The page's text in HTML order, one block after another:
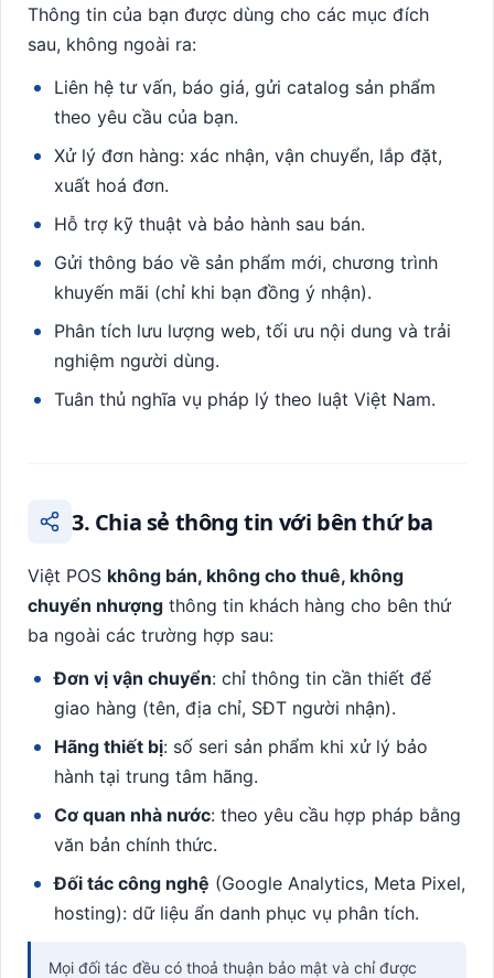
Thông tin của bạn được dùng cho các mục đích
sau, không ngoài ra:
Liên hệ tư vấn, báo giá, gửi catalog sản phẩm
theo yêu cầu của bạn.
Xử lý đơn hàng: xác nhận, vận chuyển, lắp đặt,
xuất hoá đơn.
Hỗ trợ kỹ thuật và bảo hành sau bán.
Gửi thông báo về sản phẩm mới, chương trình
khuyến mãi (chỉ khi bạn đồng ý nhận).
Phân tích lưu lượng web, tối ưu nội dung và trải
nghiệm người dùng.
Tuân thủ nghĩa vụ pháp lý theo luật Việt Nam.
3. Chia sẻ thông tin với bên thứ ba
Việt POS không bán, không cho thuê, không
chuyển nhượng thông tin khách hàng cho bên thứ
ba ngoài các trường hợp sau:
Đơn vị vận chuyển: chỉ thông tin cần thiết để
giao hàng (tên, địa chỉ, SĐT người nhận).
Hãng thiết bị: số seri sản phẩm khi xử lý bảo
hành tại trung tâm hãng.
Cơ quan nhà nước: theo yêu cầu hợp pháp bằng
văn bản chính thức.
Đối tác công nghệ (Google Analytics, Meta Pixel,
hosting): dữ liệu ẩn danh phục vụ phân tích.
Mọi đối tác đều có thoả thuận bảo mật và chỉ được